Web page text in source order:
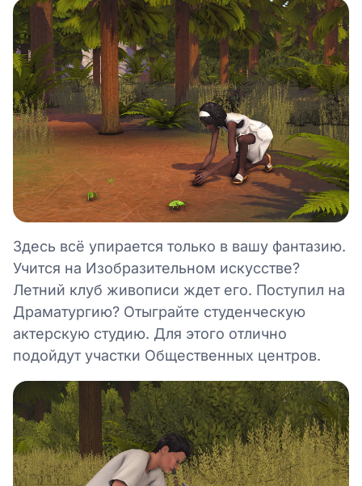
Здесь всё упирается только в вашу фантазию.
Учится на Изобразительном искусстве?
Летний клуб живописи ждет его. Поступил на
Драматургию? Отыграйте студенческую
актерскую студию. Для этого отлично
подойдут участки Общественных центров.